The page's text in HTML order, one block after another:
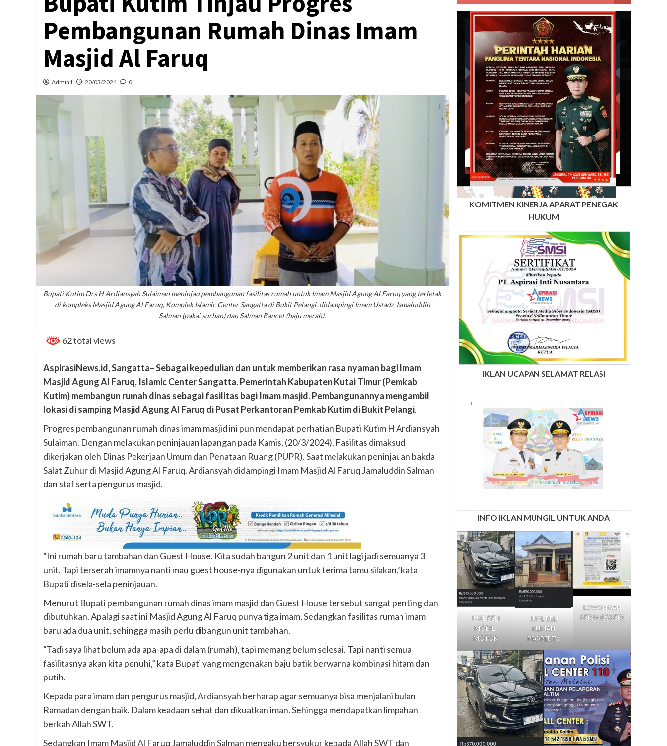
Pembangunan Rumah Dinas Imam
Masjid Al Faruq
Admin1 20/03/2024 0
Bupati Kutim Drs H Ardiansyah Sulaiman meninjau pembangunan fasilitas rumah untuk Imam Masjid Agung Al Faruq yang terletak
di kompleks Masjid Agung Al Faruq, Komplek Islamic Center Sangatta di Bukit Pelangi, didampingi Imam Ustadz Jamaluddin
Salman (pakai surban) dan Salman Bancet (baju merah).
62 total views
AspirasiNews.id, Sangatta– Sebagai kepedulian dan untuk memberikan rasa nyaman bagi Imam
Masjid Agung Al Faruq, Islamic Center Sangatta. Pemerintah Kabupaten Kutai Timur (Pemkab
Kutim) membangun rumah dinas sebagai fasilitas bagi Imam masjid. Pembangunannya mengambil
lokasi di samping Masjid Agung Al Faruq di Pusat Perkantoran Pemkab Kutim di Bukit Pelangi.
Progres pembangunan rumah dinas imam masjid ini pun mendapat perhatian Bupati Kutim H Ardiansyah
Sulaiman. Dengan melakukan peninjauan lapangan pada Kamis, (20/3/2024). Fasilitas dimaksud
dikerjakan oleh Dinas Pekerjaan Umum dan Penataan Ruang (PUPR). Saat melakukan peninjauan bakda
Salat Zuhur di Masjid Agung Al Faruq. Ardiansyah didampingi Imam Masjid Al Faruq Jamaluddin Salman
dan staf serta pengurus masjid.
“Ini rumah baru tambahan dan Guest House. Kita sudah bangun 2 unit dan 1 unit lagi jadi semuanya 3
unit. Tapi terserah imamnya nanti mau guest house-nya digunakan untuk terima tamu silakan,”kata
Bupati disela-sela peninjauan.
Menurut Bupati pembangunan rumah dinas imam masjid dan Guest House tersebut sangat penting dan
dibutuhkan. Apalagi saat ini Masjid Agung Al Faruq punya tiga imam, Sedangkan fasilitas rumah imam
baru ada dua unit, sehingga masih perlu dibangun unit tambahan.
“Tadi saya lihat belum ada apa-apa di dalam (rumah), tapi memang belum selesai. Tapi nanti semua
fasilitasnya akan kita penuhi,” kata Bupati yang mengenakan baju batik berwarna kombinasi hitam dan
putih.
Kepada para imam dan pengurus masjid, Ardiansyah berharap agar semuanya bisa menjalani bulan
Ramadan dengan baik. Dalam keadaan sehat dan dikuatkan iman. Sehingga mendapatkan limpahan
berkah Allah SWT.
Sedangkan Imam Masjid Al Faruq Jamaluddin Salman mengaku bersyukur kepada Allah SWT dan
KOMITMEN KINERJA APARAT PENEGAK
HUKUM
IKLAN UCAPAN SELAMAT RELASI
INFO IKLAN MUNGIL UNTUK ANDA
JUAL BELI
MOBIL-
MOTOR
JUAL BELI
RUMAH
PROPERTY
LOWONGAN
KERJA (LOKER)